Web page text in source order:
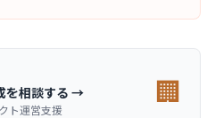
を相談する →
ト運営支援
🏢